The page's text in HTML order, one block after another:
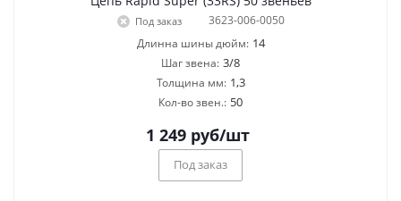
Под заказ
3623-006-0050
Длинна шины дюйм: 14
Шаг звена: 3/8
Толщина мм: 1,3
Кол-во звен.: 50
1 249руб/шт
Под заказ